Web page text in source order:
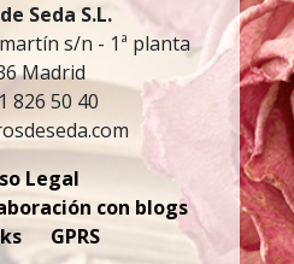
Seda S.L.
s/n - 1ª planta
Madrid
826 50 40
Legal
con blogs
GPRS